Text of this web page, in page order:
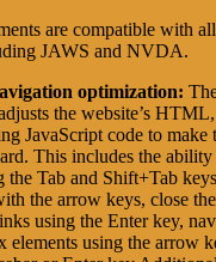
are compatible with
JAWS and NVDA.
optimization:
the website’s
JavaScript code to make
This includes the ability
the Tab and Shift+Tab
the arrow keys, close
using the Enter key,
elements using the arrow